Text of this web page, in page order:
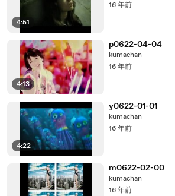
4:51
16 年前
4:13
p0622-04-04
kumachan
16 年前
4:22
y0622-01-01
kumachan
16 年前
m0622-02-00
kumachan
16 年前